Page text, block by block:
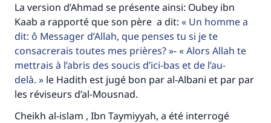
La version d’Ahmad se présente ainsi: Oubey ibn
Kaab a rapporté que son père a dit:
Un homme a
dit: ô Messager d’Allah, que penses tu si je te
consacrerais toutes mes prières? -
Alors Allah te
mettrais à l’abris des soucis d’ici-bas et de l’au-
delà.
le Hadith est jugé bon par al-Albani et par par
les réviseurs d’al-Mousnad.
Cheikh al-islam , Ibn Taymiyyah, a été interrogé
Soutenez IslamQA